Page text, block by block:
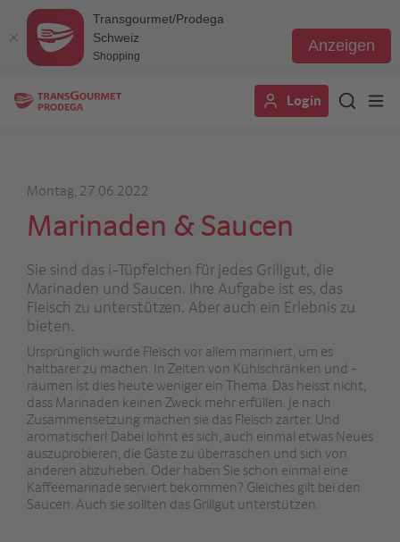
Transgourmet/Prodega
Schweiz
Shopping
Anzeigen
Login
Montag, 27.06.2022
Marinaden & Saucen
Sie sind das i-Tüpfelchen für jedes Grillgut, die
Marinaden und Saucen. Ihre Aufgabe ist es, das
Fleisch zu unterstützen. Aber auch ein Erlebnis zu
bieten.
Ursprünglich wurde Fleisch vor allem mariniert, um es
haltbarer zu machen. In Zeiten von Kühlschränken und -
räumen ist dies heute weniger ein Thema. Das heisst nicht,
dass Marinaden keinen Zweck mehr erfüllen. Je nach
Zusammensetzung machen sie das Fleisch zarter. Und
aromatischer! Dabei lohnt es sich, auch einmal etwas Neues
auszuprobieren, die Gäste zu überraschen und sich von
anderen abzuheben. Oder haben Sie schon einmal eine
Kaffeemarinade serviert bekommen? Gleiches gilt bei den
Saucen. Auch sie sollten das Grillgut unterstützen.